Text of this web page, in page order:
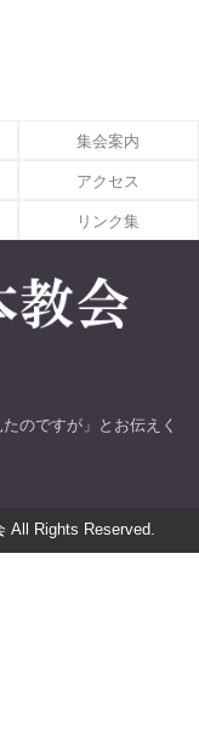
集会案内
アクセス
リンク集
のですが」とお伝えく
All Rights Reserved.